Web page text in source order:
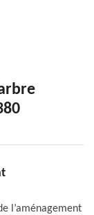
l’aménagement